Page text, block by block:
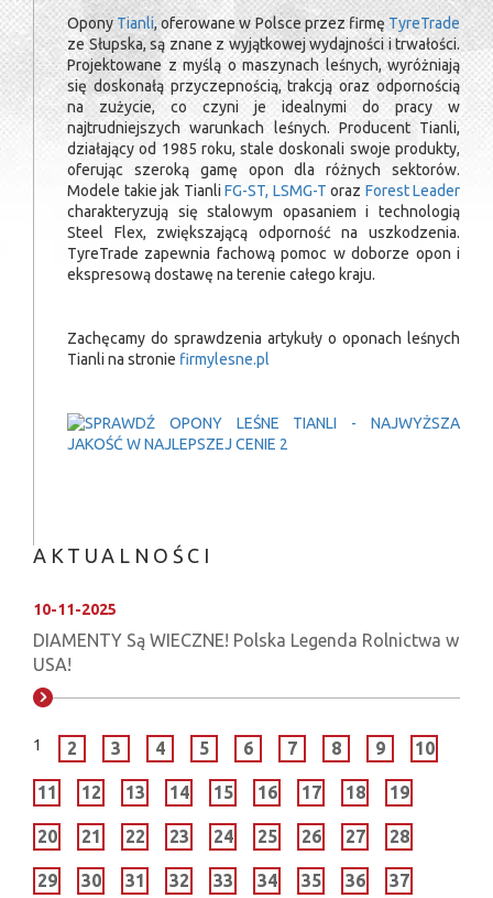
OponyTianli, oferowane w Polsce przez firmęTyreTrade
ze Słupska, są znane z wyjątkowej wydajności i trwałości.
Projektowane z myślą o maszynach leśnych, wyróżniają
się doskonałą przyczepnością, trakcją oraz odpornością
na zużycie, co czyni je idealnymi do pracy w
najtrudniejszych warunkach leśnych. Producent Tianli,
działający od 1985 roku, stale doskonali swoje produkty,
oferując szeroką gamę opon dla różnych sektorów.
Modele takie jak Tianli FG-ST, LSMG-T oraz Forest Leader
charakteryzują się stalowym opasaniem i technologią
Steel Flex, zwiększającą odporność na uszkodzenia.
TyreTrade zapewnia fachową pomoc w doborze opon i
ekspresową dostawę na terenie całego kraju.
Zachęcamy do sprawdzenia artykuły o oponach leśnych
Tianli na stronie firmylesne.pl
AKTUALNOŚCI
10-11-2025
DIAMENTY Są WIECZNE! Polska Legenda Rolnictwa w
USA!
1 2 3 4 5 6 7 8 9 10
11 12 13 14 15 16 17 18 19
20 21 22 23 24 25 26 27 28
29 30 31 32 33 34 35 36 37